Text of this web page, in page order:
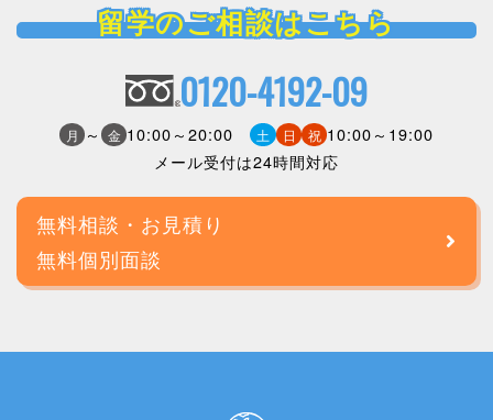
留学のご相談はこちら
0120-4192-09
月 ～ 金 10:00～20:00 土 日 祝 10:00～19:00
メール受付は24時間対応
無料相談・お見積り
無料個別面談